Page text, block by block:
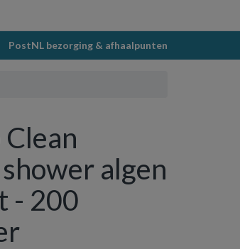
is leeg.
met producten.
PostNL bezorging & afhaalpunten
algen
- 200